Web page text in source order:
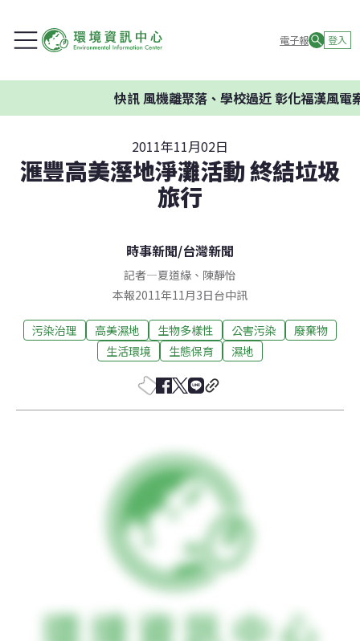
電子報 登入
快訊風機離聚落、學校過近 彰化福漢風電案
2011年11月02日
滙豐高美溼地淨灘活動 終結垃圾
旅行
時事新聞/台灣新聞
記者—夏道緣 、 陳靜怡
本報2011年11月3日台中訊
污染治理 高美濕地 生物多樣性 公害污染
廢棄物
生活環境
生態保育 濕地